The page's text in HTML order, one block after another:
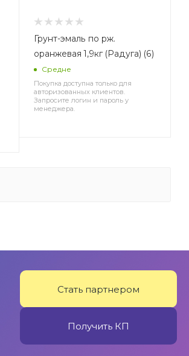
Грунт-эмаль по рж.
оранжевая 1,9кг (Радуга) (6)
Средне
Покупка доступна только для
авторизованных клиентов.
Запросите логин и пароль у
менеджера.
Стать партнером
Получить КП